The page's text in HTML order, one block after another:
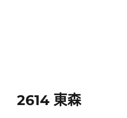
2614 東森